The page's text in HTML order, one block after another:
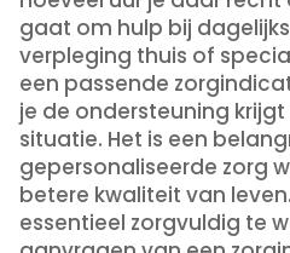
gaat om hulp bij
verpleging thuis of
een passende
je de ondersteuning
situatie. Het is een
gepersonaliseerde zorg
betere kwaliteit van
essentieel zorgvuldig te